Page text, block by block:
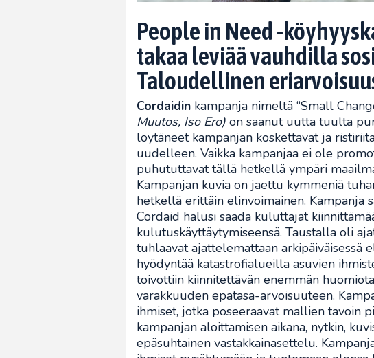
People in Need -
takaa leviää vauhdilla
Taloudellinen
Cordaidin kampanja nimeltä “Small
Muutos, Iso Ero) on saanut uutta tuulta
löytäneet kampanjan koskettavat ja
uudelleen. Vaikka kampanjaa ei ole
puhututtavat tällä hetkellä ympäri
Kampanjan kuvia on jaettu kymmeniä
hetkellä erittäin elinvoimainen. Kampanja
Cordaid halusi saada kuluttajat
kulutuskäyttäytymiseensä. Taustalla oli
tuhlaavat ajattelemattaan arkipäiväisessä
hyödyntää katastrofialueilla asuvien
toivottiin kiinnitettävän enemmän
varakkuuden epätasa-arvoisuuteen.
ihmiset, jotka poseeraavat mallien tavoin
kampanjan aloittamisen aikana, nytkin,
epäsuhtainen vastakkainasettelu.